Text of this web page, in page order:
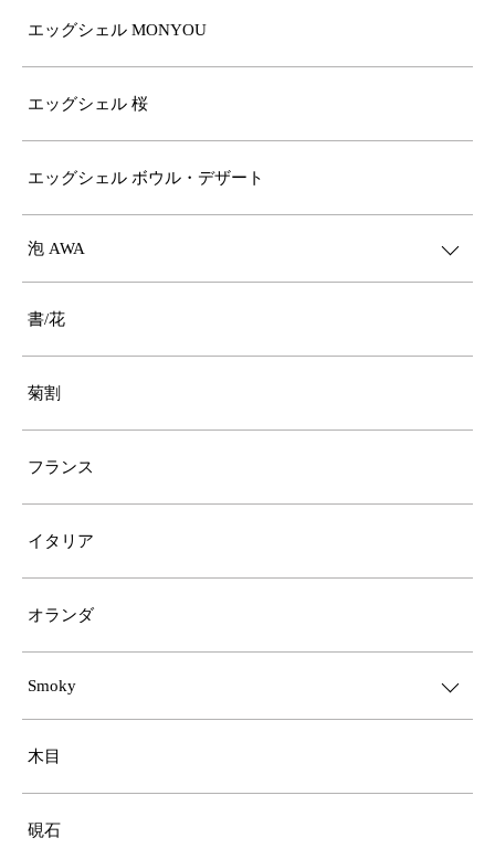
エッグシェル MONYOU
エッグシェル 桜
エッグシェル ボウル・デザート
泡 AWA
書/花
菊割
フランス
イタリア
オランダ
Smoky
木目
硯石